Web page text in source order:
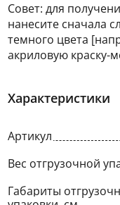
Совет: для
нанесите сначала
темного цвета
акриловую краску-
Характеристики
Артикул
Вес отгрузочной
Габариты